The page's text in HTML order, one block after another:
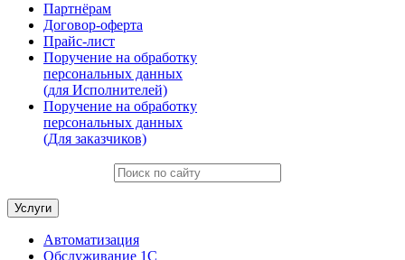
Партнёрам
Договор-оферта
Прайс-лист
Поручение на обработку
персональных данных
(для Исполнителей)
Поручение на обработку
персональных данных
(Для заказчиков)
Услуги
Автоматизация
Обслуживание 1С